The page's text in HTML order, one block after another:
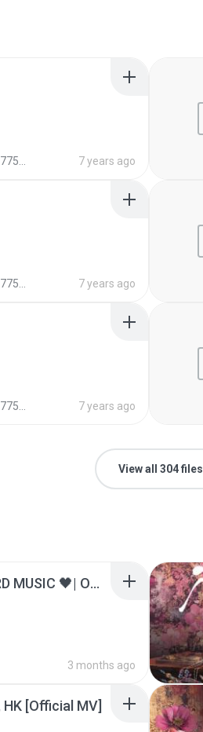
7 years ago
7 years ago
7 years ago
View all 304 files
ไม่มีใครรู้ตัวเรา– UNHEARD MUSIC 🖤| Official Lyric Video | เพลงสู้ชีวิต
3 months ago
[Official MV]